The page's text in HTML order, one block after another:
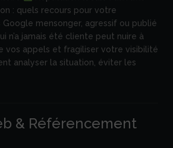
: quels recours pour votre
Google mensonger, agressif ou publié
n’a jamais été cliente peut nuire à
vos appels et fragiliser votre visibilité
analyser la situation, éviter les
& Référencement